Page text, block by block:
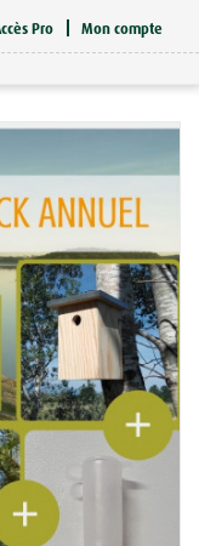
Pro Mon compte